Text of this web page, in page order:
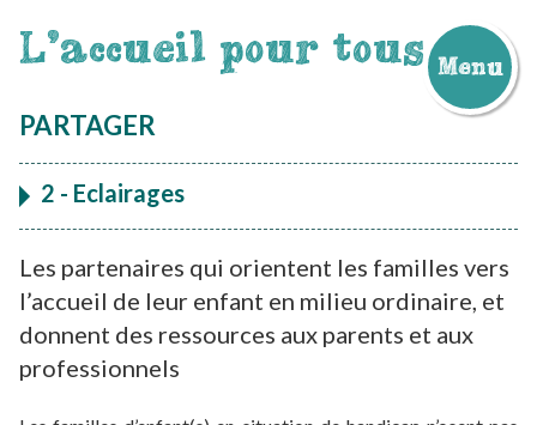
L'accueil pour tous Menu
au
PARTAGER
2 - Eclairages
Les partenaires qui orientent les familles vers
l’accueil de leur enfant en milieu ordinaire, et
donnent des ressources aux parents et aux
professionnels